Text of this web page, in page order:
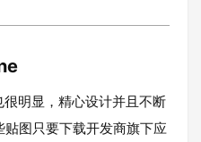
明显，精心设计并且不断
图只要下载开发商旗下应